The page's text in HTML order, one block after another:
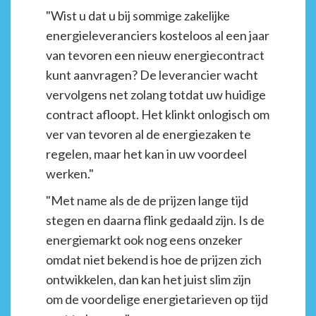
"Wist u dat u bij sommige zakelijke
energieleveranciers kosteloos al een jaar
van tevoren een nieuw energiecontract
kunt aanvragen? De leverancier wacht
vervolgens net zolang totdat uw huidige
contract afloopt. Het klinkt onlogisch om
ver van tevoren al de energiezaken te
regelen, maar het kan in uw voordeel
werken."
"Met name als de de prijzen lange tijd
stegen en daarna flink gedaald zijn. Is de
energiemarkt ook nog eens onzeker
omdat niet bekend is hoe de prijzen zich
ontwikkelen, dan kan het juist slim zijn
om de voordelige energietarieven op tijd